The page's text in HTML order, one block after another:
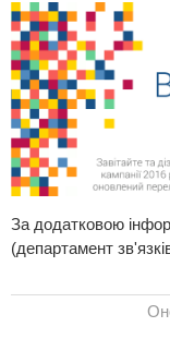
За додатковою
(департамент